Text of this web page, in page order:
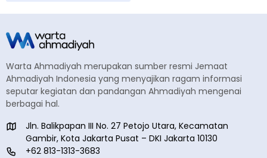
Warta Ahmadiyah merupakan sumber resmi Jemaat
Ahmadiyah Indonesia yang menyajikan ragam informasi
seputar kegiatan dan pandangan Ahmadiyah mengenai
berbagai hal.
Jln. Balikpapan III No. 27 Petojo Utara, Kecamatan
Gambir, Kota Jakarta Pusat – DKI Jakarta 10130
+62 813-1313-3683